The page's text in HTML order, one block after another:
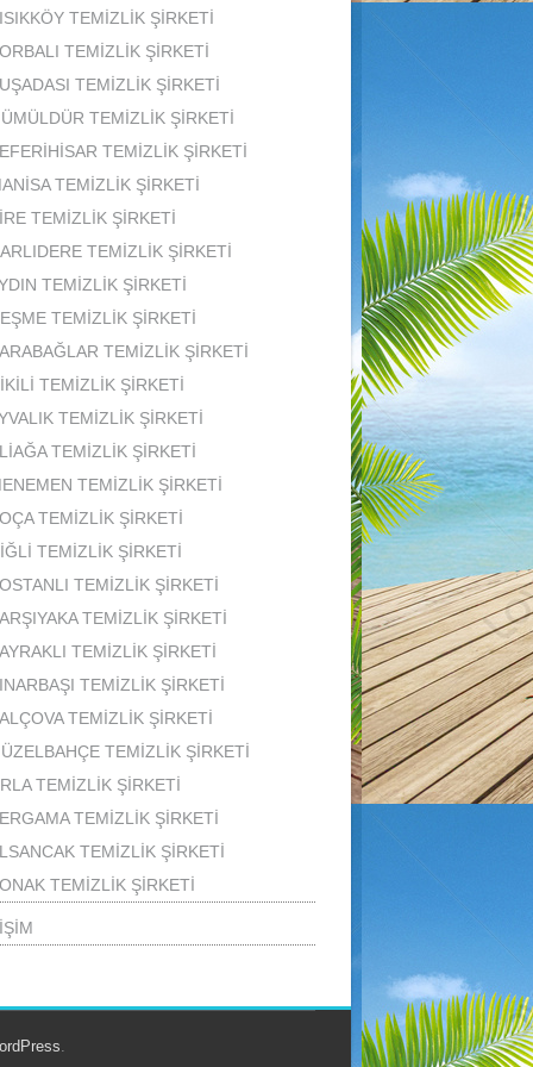
TEMİZLİK ŞİRKETİ
TEMİZLİK ŞİRKETİ
TEMİZLİK ŞİRKETİ
TEMİZLİK ŞİRKETİ
TEMİZLİK ŞİRKETİ
TEMİZLİK ŞİRKETİ
TEMİZLİK ŞİRKETİ
TEMİZLİK ŞİRKETİ
TEMİZLİK ŞİRKETİ
TEMİZLİK ŞİRKETİ
TEMİZLİK ŞİRKETİ
TEMİZLİK ŞİRKETİ
TEMİZLİK ŞİRKETİ
TEMİZLİK ŞİRKETİ
TEMİZLİK ŞİRKETİ
TEMİZLİK ŞİRKETİ
TEMİZLİK ŞİRKETİ
TEMİZLİK ŞİRKETİ
TEMİZLİK ŞİRKETİ
TEMİZLİK ŞİRKETİ
TEMİZLİK ŞİRKETİ
TEMİZLİK ŞİRKETİ
TEMİZLİK ŞİRKETİ
TEMİZLİK ŞİRKETİ
TEMİZLİK ŞİRKETİ
TEMİZLİK ŞİRKETİ
TEMİZLİK ŞİRKETİ
.